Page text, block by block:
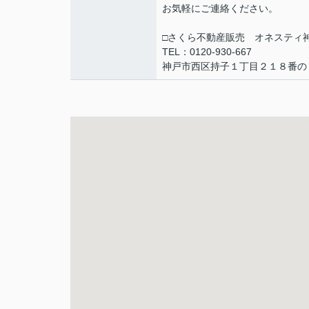
お気軽にご連絡ください。
□さくら不動産販売 オネスティ
TEL：0120-930-667
神戸市西区持子１丁目２１８番の